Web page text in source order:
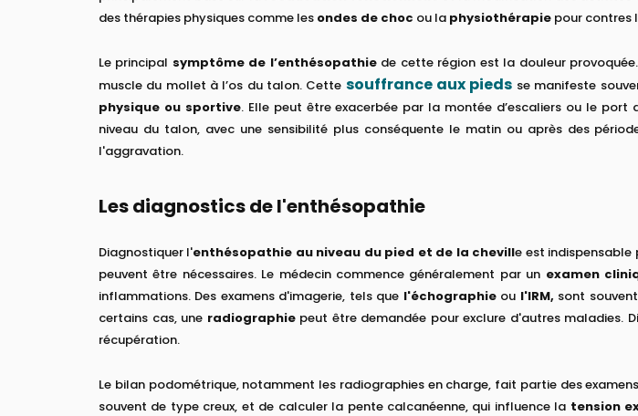
des thérapies physiques comme les ondes de choc ou la physiothérapie pour contres
Le principal symptôme de l’enthésopathiede cette région est la douleur
muscle du mollet à l’os du talon. Cette souffrance aux pieds se manifeste
physique ou sportive. Elle peut être exacerbée par la montée d’escaliers ou le port
niveau du talon, avec une sensibilité plus conséquente le matin ou après des
l'aggravation.
Les diagnostics de l'enthésopathie
Diagnostiquer l'enthésopathie au niveau du pied et de la cheville est indispensable
peuvent être nécessaires. Le médecin commence généralement par un examen
inflammations. Des examens d'imagerie, tels que l'échographieou l'IRM, sont
certains cas, une radiographiepeut être demandée pour exclure d'autres maladies.
récupération.
Le bilan podométrique, notamment les radiographies en charge, fait partie des
souvent de type creux, et de calculer la pente calcanéenne, qui influence la tension